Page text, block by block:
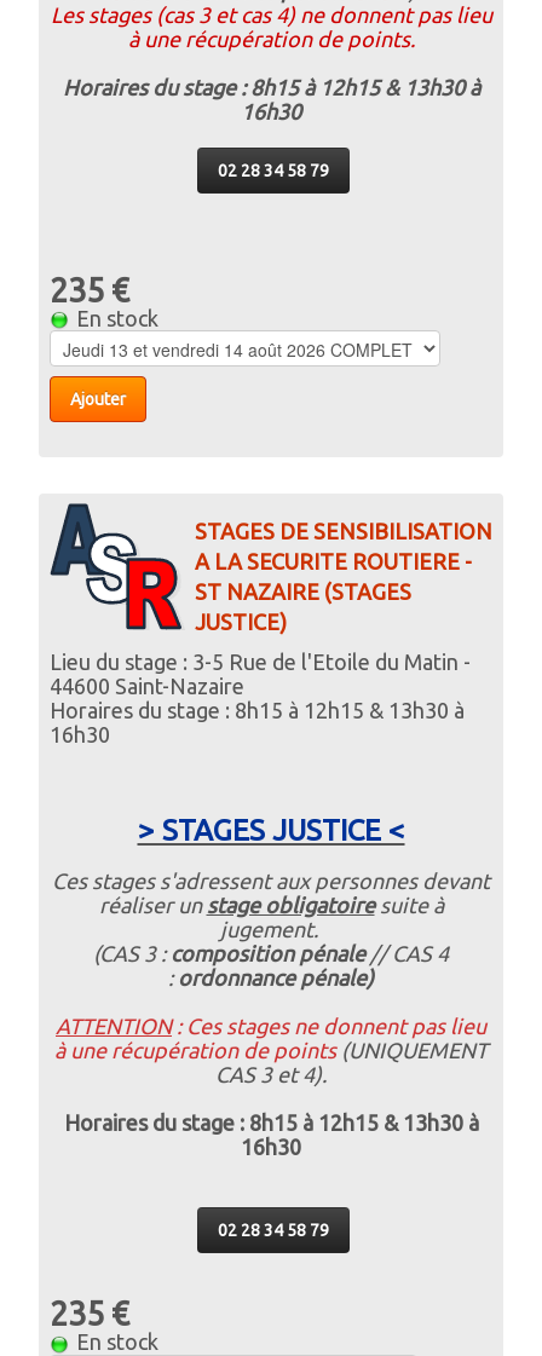
Les stages (cas 3 et cas 4) ne donnent pas lieu
à une récupération de points.
Horaires du stage : 8h15 à 12h15 & 13h30 à
16h30
02 28 34 58 79
235 €
En stock
Ajouter
STAGES DE SENSIBILISATION
A LA SECURITE ROUTIERE -
ST NAZAIRE (STAGES
JUSTICE)
Lieu du stage : 3-5 Rue de l'Etoile du Matin -
44600 Saint-Nazaire
Horaires du stage : 8h15 à 12h15 & 13h30 à
16h30
> STAGES JUSTICE <
Ces stages s'adressent aux personnes devant
réaliser un stage obligatoiresuite à
jugement.
(CAS 3 : composition pénale// CAS 4
: ordonnance pénale)
ATTENTION: Ces stages ne donnent pas lieu
à une récupération de points (UNIQUEMENT
CAS 3 et 4).
Horaires du stage : 8h15 à 12h15 & 13h30 à
16h30
02 28 34 58 79
235 €
En stock